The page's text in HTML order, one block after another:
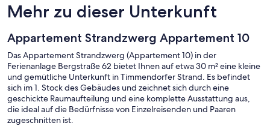
Mehr zu dieser Unterkunft
Appartement Strandzwerg Appartement 10
Das Appartement Strandzwerg (Appartement 10) in der
Ferienanlage Bergstraße 62 bietet Ihnen auf etwa 30 m² eine kleine
und gemütliche Unterkunft in Timmendorfer Strand. Es befindet
sich im 1. Stock des Gebäudes und zeichnet sich durch eine
geschickte Raumaufteilung und eine komplette Ausstattung aus,
die ideal auf die Bedürfnisse von Einzelreisenden und Paaren
zugeschnitten ist.